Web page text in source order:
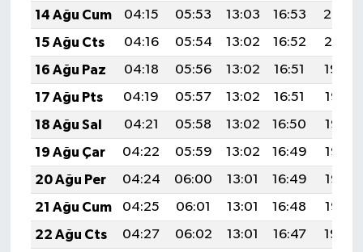
14 Ağu Cum
04:15 05:53 13:03 16:53
20:02
15 Ağu Cts
04:16 05:54 13:02 16:52
20:01
16 Ağu Paz
04:18 05:56 13:02 16:51
19:59
17 Ağu Pts
04:19 05:57 13:02 16:51
19:58
18 Ağu Sal
04:21 05:58 13:02 16:50
19:56
19 Ağu Çar
04:22 05:59 13:02 16:49
19:55
20 Ağu Per
04:24 06:00 13:01 16:49
19:53
21 Ağu Cum
04:25 06:01 13:01 16:48
19:52
22 Ağu Cts
04:27 06:02 13:01 16:47
19:50